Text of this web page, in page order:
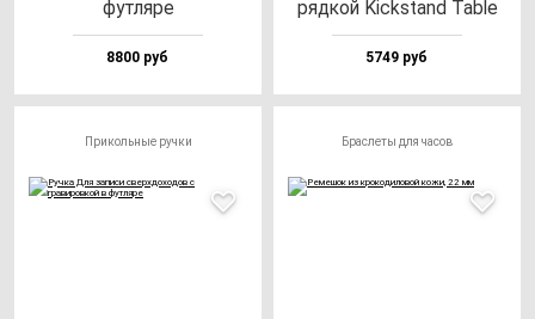
фут­ля­ре
8800 руб
ряд­кой Kick­stand Tab­le
5749 руб
Прикольные ручки Браслеты для часов